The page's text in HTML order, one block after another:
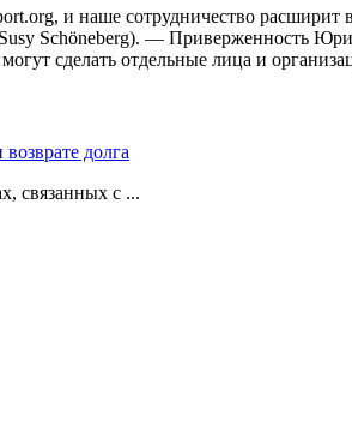
и наше сотрудничество расширит
Schöneberg). — Приверженность
сделать отдельные лица и
долга
связанных с ...